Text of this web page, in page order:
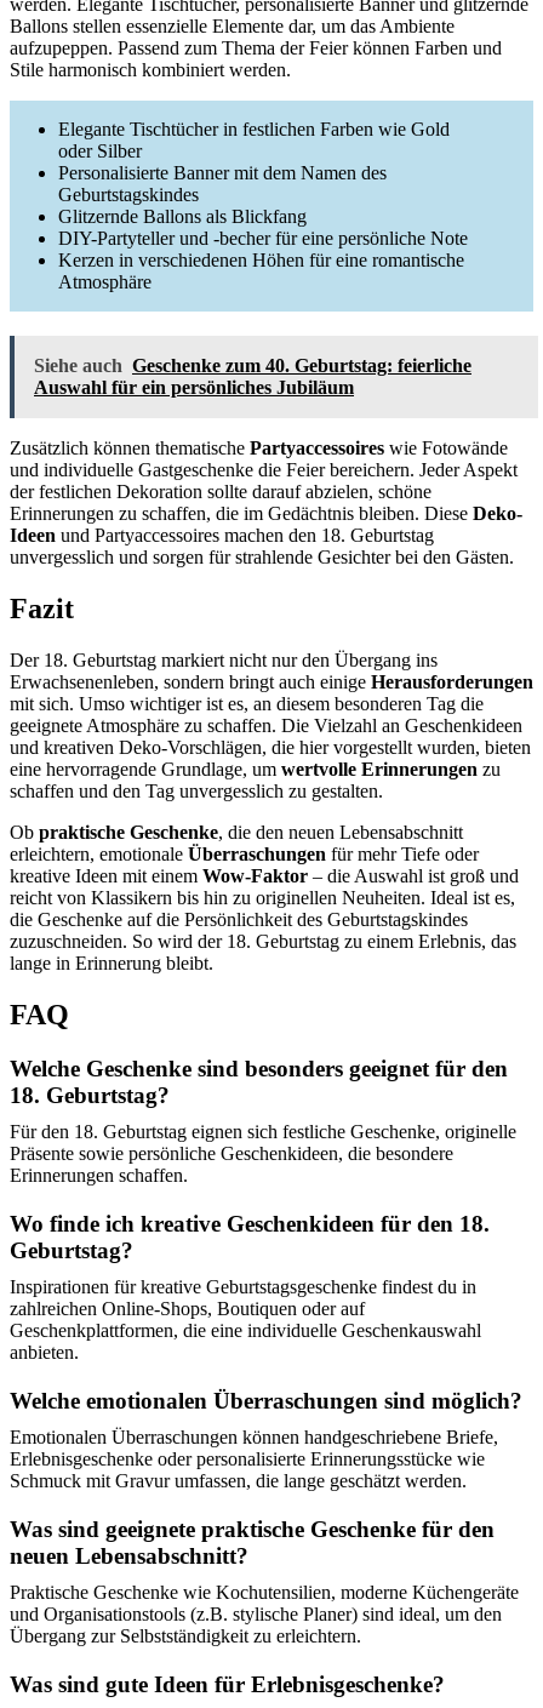
werden. Elegante Tischtücher, personalisierte Banner und glitzernde
Ballons stellen essenzielle Elemente dar, um das Ambiente
aufzupeppen. Passend zum Thema der Feier können Farben und
Stile harmonisch kombiniert werden.
Elegante Tischtücher in festlichen Farben wie Gold
oder Silber
Personalisierte Banner mit dem Namen des
Geburtstagskindes
Glitzernde Ballons als Blickfang
DIY-Partyteller und -becher für eine persönliche Note
Kerzen in verschiedenen Höhen für eine romantische
Atmosphäre
Siehe auch Geschenke zum 40. Geburtstag: feierliche
Auswahl für ein persönliches Jubiläum
Zusätzlich können thematische Partyaccessoires wie Fotowände
und individuelle Gastgeschenke die Feier bereichern. Jeder Aspekt
der festlichen Dekoration sollte darauf abzielen, schöne
Erinnerungen zu schaffen, die im Gedächtnis bleiben. Diese Deko-
Ideen und Partyaccessoires machen den 18. Geburtstag
unvergesslich und sorgen für strahlende Gesichter bei den Gästen.
Fazit
Der 18. Geburtstag markiert nicht nur den Übergang ins
Erwachsenenleben, sondern bringt auch einige Herausforderungen
mit sich. Umso wichtiger ist es, an diesem besonderen Tag die
geeignete Atmosphäre zu schaffen. Die Vielzahl an Geschenkideen
und kreativen Deko-Vorschlägen, die hier vorgestellt wurden, bieten
eine hervorragende Grundlage, um wertvolle Erinnerungen zu
schaffen und den Tag unvergesslich zu gestalten.
Ob praktische Geschenke, die den neuen Lebensabschnitt
erleichtern, emotionale Überraschungen für mehr Tiefe oder
kreative Ideen mit einem Wow-Faktor – die Auswahl ist groß und
reicht von Klassikern bis hin zu originellen Neuheiten. Ideal ist es,
die Geschenke auf die Persönlichkeit des Geburtstagskindes
zuzuschneiden. So wird der 18. Geburtstag zu einem Erlebnis, das
lange in Erinnerung bleibt.
FAQ
Welche Geschenke sind besonders geeignet für den
18. Geburtstag?
Für den 18. Geburtstag eignen sich festliche Geschenke, originelle
Präsente sowie persönliche Geschenkideen, die besondere
Erinnerungen schaffen.
Wo finde ich kreative Geschenkideen für den 18.
Geburtstag?
Inspirationen für kreative Geburtstagsgeschenke findest du in
zahlreichen Online-Shops, Boutiquen oder auf
Geschenkplattformen, die eine individuelle Geschenkauswahl
anbieten.
Welche emotionalen Überraschungen sind möglich?
Emotionalen Überraschungen können handgeschriebene Briefe,
Erlebnisgeschenke oder personalisierte Erinnerungsstücke wie
Schmuck mit Gravur umfassen, die lange geschätzt werden.
Was sind geeignete praktische Geschenke für den
neuen Lebensabschnitt?
Praktische Geschenke wie Kochutensilien, moderne Küchengeräte
und Organisationstools (z.B. stylische Planer) sind ideal, um den
Übergang zur Selbstständigkeit zu erleichtern.
Was sind gute Ideen für Erlebnisgeschenke?